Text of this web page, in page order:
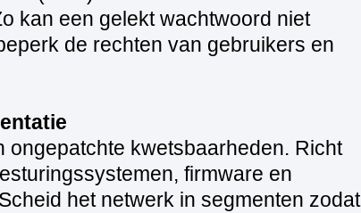
kan een gelekt wachtwoord niet
de rechten van gebruikers en
kwetsbaarheden. Richt
firmware en
het netwerk in segmenten zodat